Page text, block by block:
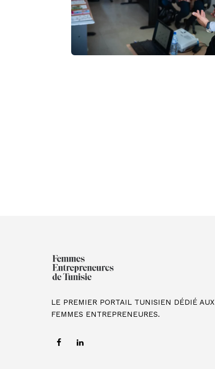
LE PREMIER PORTAIL TUNISIEN DÉDIÉ AUX
FEMMES ENTREPRENEURES.